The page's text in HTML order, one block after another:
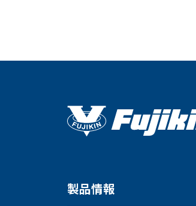
Corporate Blog
製品情報